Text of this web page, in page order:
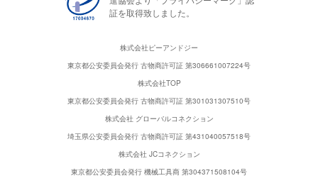
証を取得致しました。
株式会社ピーアンドジー
東京都公安委員会発行 古物商許可証 第306661007224号
株式会社TOP
東京都公安委員会発行 古物商許可証 第301031307510号
株式会社 グローバルコネクション
埼玉県公安委員会発行 古物商許可証 第431040057518号
株式会社 JCコネクション
東京都公安委員会発行 機械工具商 第304371508104号